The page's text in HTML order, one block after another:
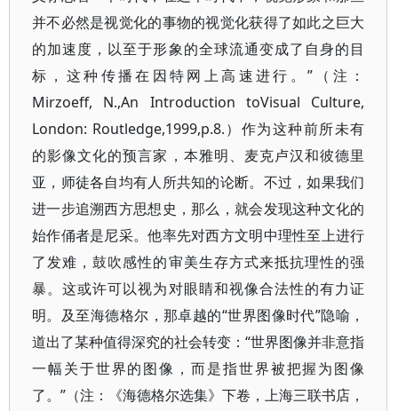
并不必然是视觉化的事物的视觉化获得了如此之巨大
的加速度，以至于形象的全球流通变成了自身的目
标，这种传播在因特网上高速进行。”（注：
Mirzoeff, N.,An Introduction toVisual Culture,
London: Routledge,1999,p.8.）作为这种前所未有
的影像文化的预言家，本雅明、麦克卢汉和彼德里
亚，师徒各自均有人所共知的论断。不过，如果我们
进一步追溯西方思想史，那么，就会发现这种文化的
始作俑者是尼采。他率先对西方文明中理性至上进行
了发难，鼓吹感性的审美生存方式来抵抗理性的强
暴。这或许可以视为对眼睛和视像合法性的有力证
明。及至海德格尔，那卓越的“世界图像时代”隐喻，
道出了某种值得深究的社会转变：“世界图像并非意指
一幅关于世界的图像，而是指世界被把握为图像
了。”（注：《海德格尔选集》下卷，上海三联书店，